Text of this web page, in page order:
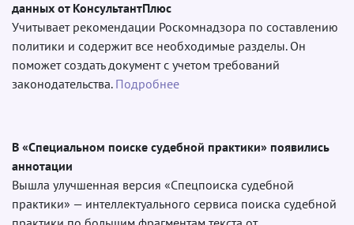
данных от КонсультантПлюс
Учитывает рекомендации Роскомнадзора по составлению
политики и содержит все необходимые разделы. Он
поможет создать документ с учетом требований
законодательства. Подробнее
В «Специальном поиске судебной практики» появились
аннотации
Вышла улучшенная версия «Спецпоиска судебной
практики» — интеллектуального сервиса поиска судебной